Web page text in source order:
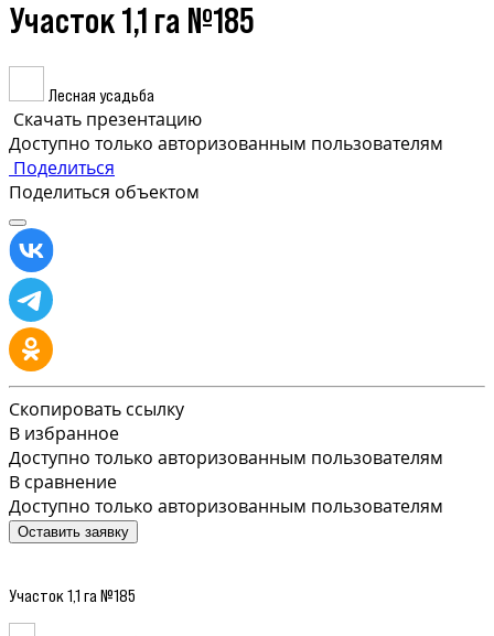
Участок 1,1 га №185
Лесная усадьба
Скачать презентацию
Доступно только авторизованным пользователям
Поделиться
Поделиться объектом
Скопировать ссылку
В избранное
Доступно только авторизованным пользователям
В сравнение
Доступно только авторизованным пользователям
Оставить заявку
Участок 1,1 га №185